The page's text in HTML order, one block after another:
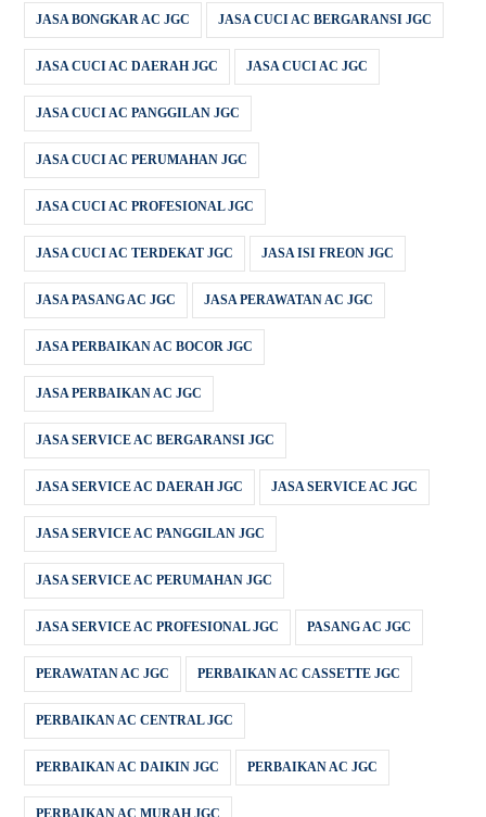
JASA BONGKAR AC JGC JASA CUCI AC BERGARANSI JGC
JASA CUCI AC DAERAH JGC JASA CUCI AC JGC
JASA CUCI AC PANGGILAN JGC
JASA CUCI AC PERUMAHAN JGC
JASA CUCI AC PROFESIONAL JGC
JASA CUCI AC TERDEKAT JGC JASA ISI FREON JGC
JASA PASANG AC JGC JASA PERAWATAN AC JGC
JASA PERBAIKAN AC BOCOR JGC
JASA PERBAIKAN AC JGC
JASA SERVICE AC BERGARANSI JGC
JASA SERVICE AC DAERAH JGC JASA SERVICE AC JGC
JASA SERVICE AC PANGGILAN JGC
JASA SERVICE AC PERUMAHAN JGC
JASA SERVICE AC PROFESIONAL JGC PASANG AC JGC
PERAWATAN AC JGC PERBAIKAN AC CASSETTE JGC
PERBAIKAN AC CENTRAL JGC
PERBAIKAN AC DAIKIN JGC PERBAIKAN AC JGC
PERBAIKAN AC MURAH JGC